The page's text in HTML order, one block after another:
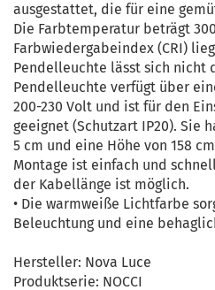
ausgestattet, die für eine
Die Farbtemperatur beträgt
Farbwiedergabeindex (CRI)
Pendelleuchte lässt sich nicht
Pendelleuchte verfügt über
200-230 Volt und ist für den
geeignet (Schutzart IP20). Sie
5 cm und eine Höhe von 158
Montage ist einfach und
der Kabellänge ist möglich.
• Die warmweiße Lichtfarbe
Beleuchtung und eine
Hersteller: Nova Luce
Produktserie: NOCCI